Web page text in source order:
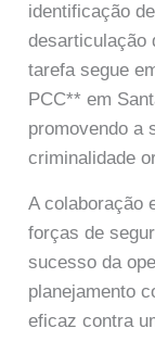
identificação
desarticulação
tarefa segue
PCC** em
promovendo a
criminalidade
A colaboração
forças de
sucesso da
planejamento
eficaz contra